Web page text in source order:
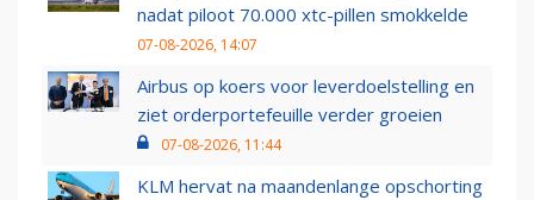
nadat piloot 70.000 xtc-pillen smokkelde
07-08-2026, 14:07
Airbus op koers voor leverdoelstelling en
ziet orderportefeuille verder groeien
07-08-2026, 11:44
KLM hervat na maandenlange opschorting